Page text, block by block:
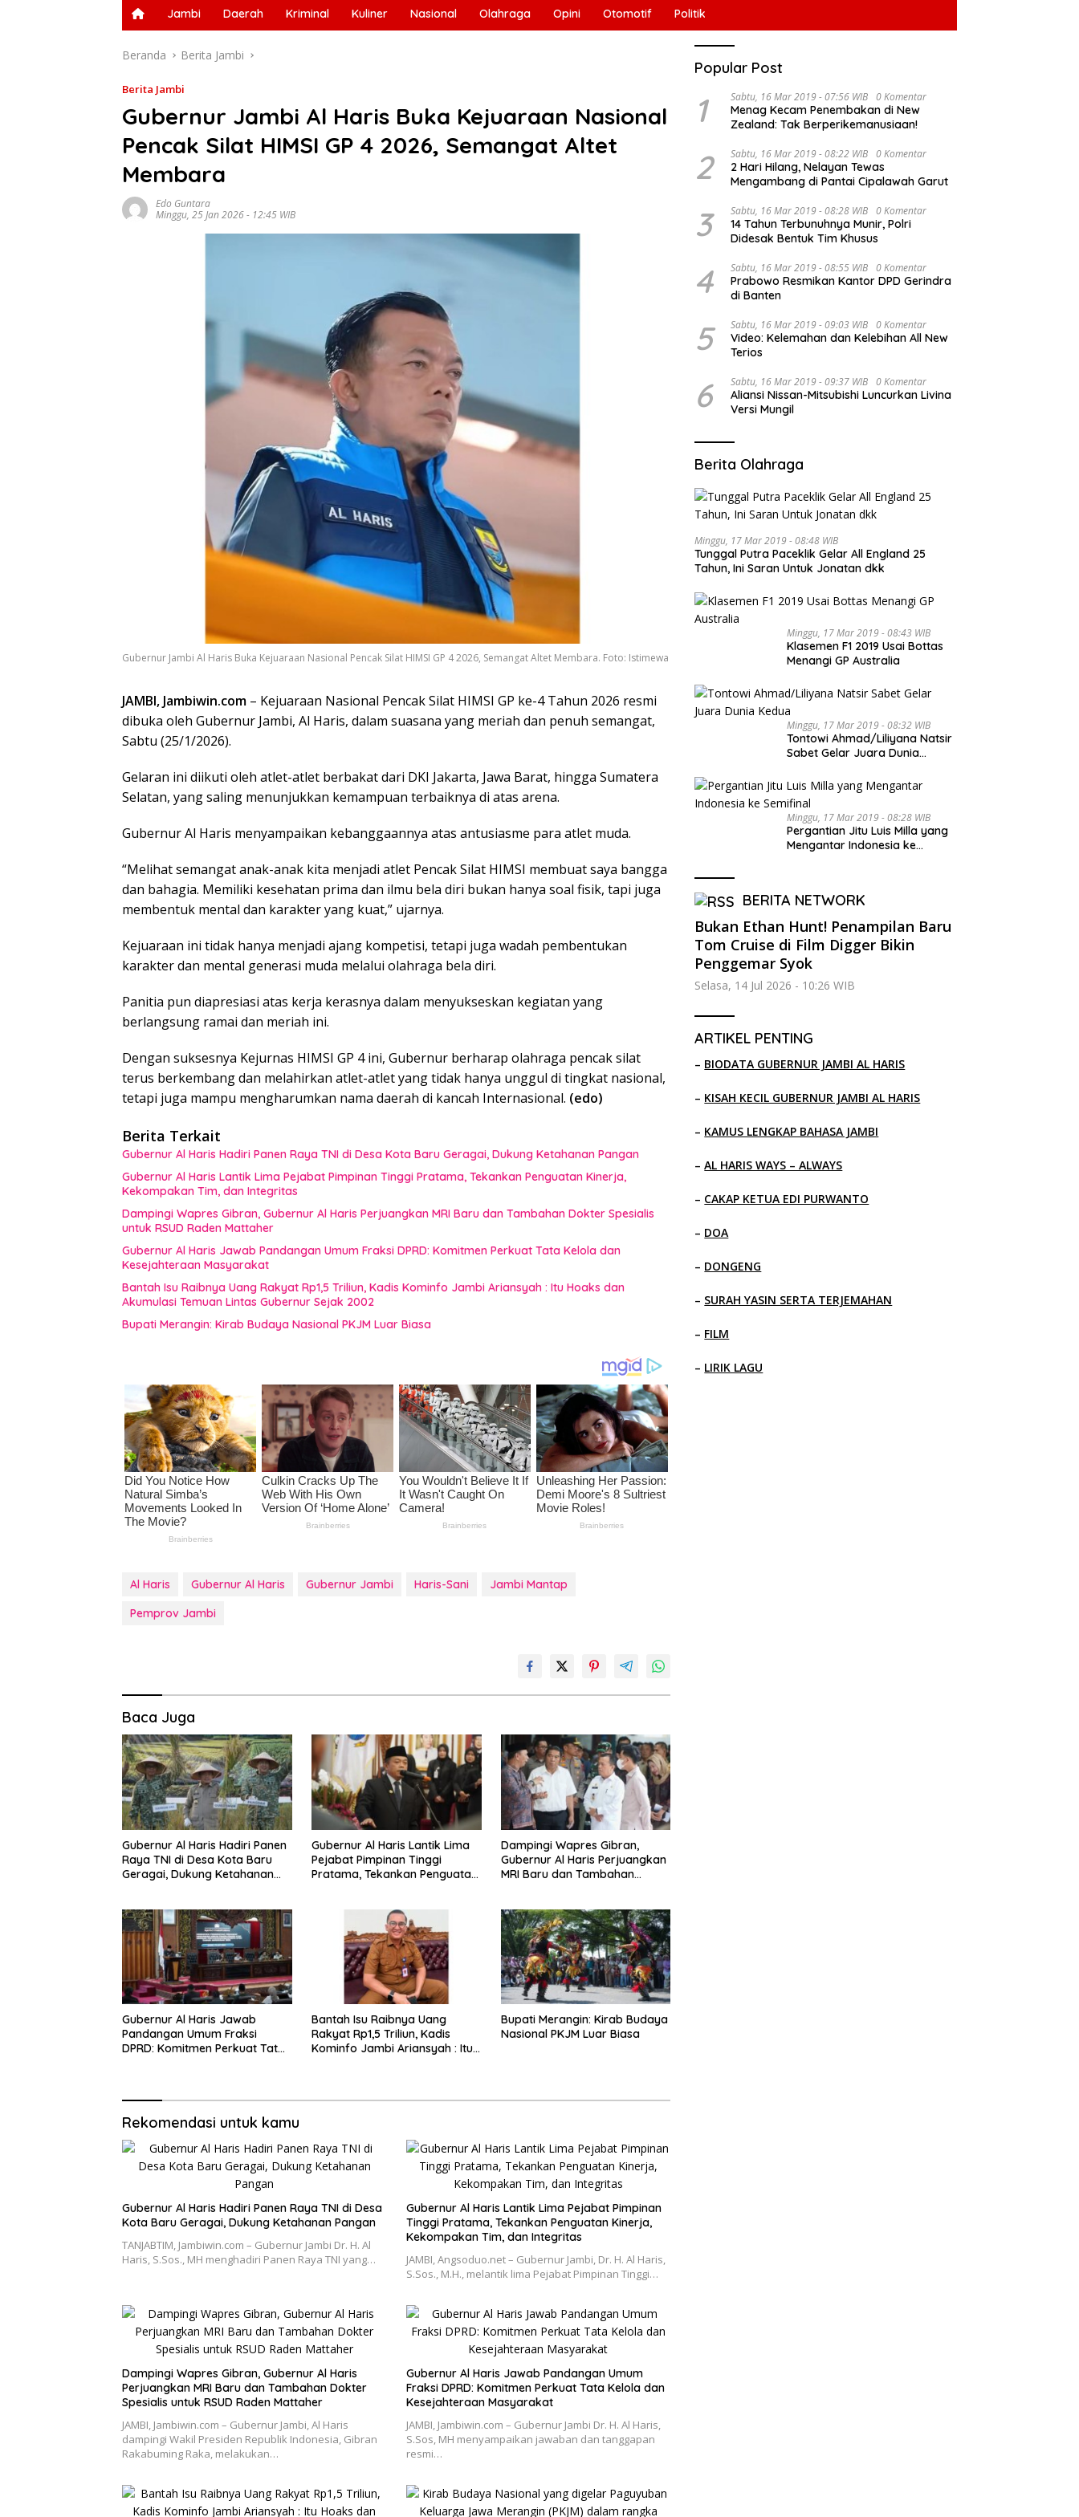
Jambi Daerah Kriminal Kuliner Nasional Olahraga Opini Otomotif Politik
Beranda Berita Jambi
Berita Jambi
Gubernur Jambi Al Haris Buka Kejuaraan Nasional
Pencak Silat HIMSI GP 4 2026, Semangat Altet
Membara
Edo Guntara
Minggu, 25 Jan 2026 - 12:45 WIB
Gubernur Jambi Al Haris Buka Kejuaraan Nasional Pencak Silat HIMSI GP 4 2026, Semangat Altet Membara. Foto: Istimewa
JAMBI, Jambiwin.com – Kejuaraan Nasional Pencak Silat HIMSI GP ke-4 Tahun 2026 resmi
dibuka oleh Gubernur Jambi, Al Haris, dalam suasana yang meriah dan penuh semangat,
Sabtu (25/1/2026).
Gelaran ini diikuti oleh atlet-atlet berbakat dari DKI Jakarta, Jawa Barat, hingga Sumatera
Selatan, yang saling menunjukkan kemampuan terbaiknya di atas arena.
Gubernur Al Haris menyampaikan kebanggaannya atas antusiasme para atlet muda.
“Melihat semangat anak-anak kita menjadi atlet Pencak Silat HIMSI membuat saya bangga
dan bahagia. Memiliki kesehatan prima dan ilmu bela diri bukan hanya soal fisik, tapi juga
membentuk mental dan karakter yang kuat,” ujarnya.
Kejuaraan ini tidak hanya menjadi ajang kompetisi, tetapi juga wadah pembentukan
karakter dan mental generasi muda melalui olahraga bela diri.
Panitia pun diapresiasi atas kerja kerasnya dalam menyukseskan kegiatan yang
berlangsung ramai dan meriah ini.
Dengan suksesnya Kejurnas HIMSI GP 4 ini, Gubernur berharap olahraga pencak silat
terus berkembang dan melahirkan atlet-atlet yang tidak hanya unggul di tingkat nasional,
tetapi juga mampu mengharumkan nama daerah di kancah Internasional. (edo)
Berita Terkait
Gubernur Al Haris Hadiri Panen Raya TNI di Desa Kota Baru Geragai, Dukung Ketahanan Pangan
Gubernur Al Haris Lantik Lima Pejabat Pimpinan Tinggi Pratama, Tekankan Penguatan Kinerja,
Kekompakan Tim, dan Integritas
Dampingi Wapres Gibran, Gubernur Al Haris Perjuangkan MRI Baru dan Tambahan Dokter Spesialis
untuk RSUD Raden Mattaher
Gubernur Al Haris Jawab Pandangan Umum Fraksi DPRD: Komitmen Perkuat Tata Kelola dan
Kesejahteraan Masyarakat
Bantah Isu Raibnya Uang Rakyat Rp1,5 Triliun, Kadis Kominfo Jambi Ariansyah : Itu Hoaks dan
Akumulasi Temuan Lintas Gubernur Sejak 2002
Bupati Merangin: Kirab Budaya Nasional PKJM Luar Biasa
Al Haris Gubernur Al Haris Gubernur Jambi Haris-Sani
Jambi Mantap
Pemprov Jambi
Baca Juga
Gubernur Al Haris Hadiri Panen
Raya TNI di Desa Kota Baru
Geragai, Dukung Ketahanan
Gubernur Al Haris Lantik Lima
Pejabat Pimpinan Tinggi
Pratama, Tekankan Penguatan
Dampingi Wapres Gibran,
Gubernur Al Haris Perjuangkan
MRI Baru dan Tambahan
Gubernur Al Haris Jawab
Pandangan Umum Fraksi
DPRD: Komitmen Perkuat Tata
Bantah Isu Raibnya Uang
Rakyat Rp1,5 Triliun, Kadis
Kominfo Jambi Ariansyah : Itu
Bupati Merangin: Kirab Budaya
Nasional PKJM Luar Biasa
Rekomendasi untuk kamu
Gubernur Al Haris Hadiri Panen Raya TNI di Desa
Kota Baru Geragai, Dukung Ketahanan Pangan
TANJABTIM, Jambiwin.com – Gubernur Jambi Dr. H. Al
Haris, S.Sos., MH menghadiri Panen Raya TNI yang…
Gubernur Al Haris Lantik Lima Pejabat Pimpinan
Tinggi Pratama, Tekankan Penguatan Kinerja,
Kekompakan Tim, dan Integritas
JAMBI, Angsoduo.net – Gubernur Jambi, Dr. H. Al Haris,
S.Sos., M.H., melantik lima Pejabat Pimpinan Tinggi…
Dampingi Wapres Gibran, Gubernur Al Haris
Perjuangkan MRI Baru dan Tambahan Dokter
Spesialis untuk RSUD Raden Mattaher
JAMBI, Jambiwin.com – Gubernur Jambi, Al Haris
dampingi Wakil Presiden Republik Indonesia, Gibran
Rakabuming Raka, melakukan…
Gubernur Al Haris Jawab Pandangan Umum
Fraksi DPRD: Komitmen Perkuat Tata Kelola dan
Kesejahteraan Masyarakat
JAMBI, Jambiwin.com – Gubernur Jambi Dr. H. Al Haris,
S.Sos, MH menyampaikan jawaban dan tanggapan
resmi…
Popular Post
1 Sabtu, 16 Mar 2019 - 07:56 WIB 0 Komentar
Menag Kecam Penembakan di New
Zealand: Tak Berperikemanusiaan!
2 Sabtu, 16 Mar 2019 - 08:22 WIB 0 Komentar
2 Hari Hilang, Nelayan Tewas
Mengambang di Pantai Cipalawah Garut
3 Sabtu, 16 Mar 2019 - 08:28 WIB 0 Komentar
14 Tahun Terbunuhnya Munir, Polri
Didesak Bentuk Tim Khusus
4 Sabtu, 16 Mar 2019 - 08:55 WIB 0 Komentar
Prabowo Resmikan Kantor DPD Gerindra
di Banten
5 Sabtu, 16 Mar 2019 - 09:03 WIB 0 Komentar
Video: Kelemahan dan Kelebihan All New
Terios
6 Sabtu, 16 Mar 2019 - 09:37 WIB 0 Komentar
Aliansi Nissan-Mitsubishi Luncurkan Livina
Versi Mungil
Berita Olahraga
Minggu, 17 Mar 2019 - 08:48 WIB
Tunggal Putra Paceklik Gelar All England 25
Tahun, Ini Saran Untuk Jonatan dkk
Minggu, 17 Mar 2019 - 08:43 WIB
Klasemen F1 2019 Usai Bottas
Menangi GP Australia
Minggu, 17 Mar 2019 - 08:32 WIB
Tontowi Ahmad/Liliyana Natsir
Sabet Gelar Juara Dunia
Minggu, 17 Mar 2019 - 08:28 WIB
Pergantian Jitu Luis Milla yang
Mengantar Indonesia ke
BERITA NETWORK
Bukan Ethan Hunt! Penampilan Baru
Tom Cruise di Film Digger Bikin
Penggemar Syok
Selasa, 14 Jul 2026 - 10:26 WIB
ARTIKEL PENTING
– BIODATA GUBERNUR JAMBI AL HARIS
– KISAH KECIL GUBERNUR JAMBI AL HARIS
– KAMUS LENGKAP BAHASA JAMBI
–AL HARIS WAYS – ALWAYS
– CAKAP KETUA EDI PURWANTO
– DOA
– DONGENG
– SURAH YASIN SERTA TERJEMAHAN
– FILM
– LIRIK LAGU